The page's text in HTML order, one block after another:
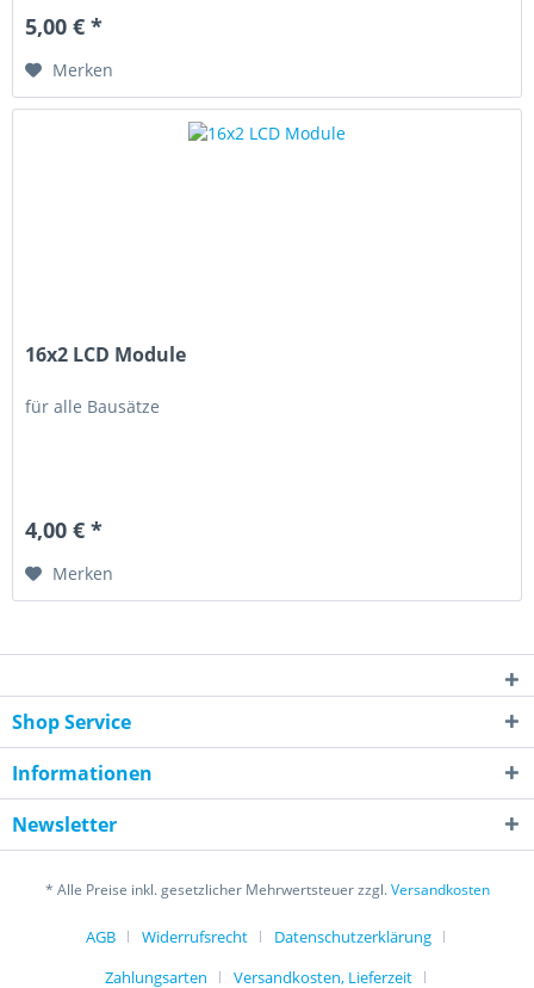
5,00 € *
Merken
16x2 LCD Module
für alle Bausätze
4,00 € *
Merken
Shop Service
Informationen
Newsletter
* Alle Preise inkl. gesetzlicher Mehrwertsteuer zzgl.Versandkosten
AGB Widerrufsrecht
Datenschutzerklärung
Zahlungsarten
Versandkosten, Lieferzeit